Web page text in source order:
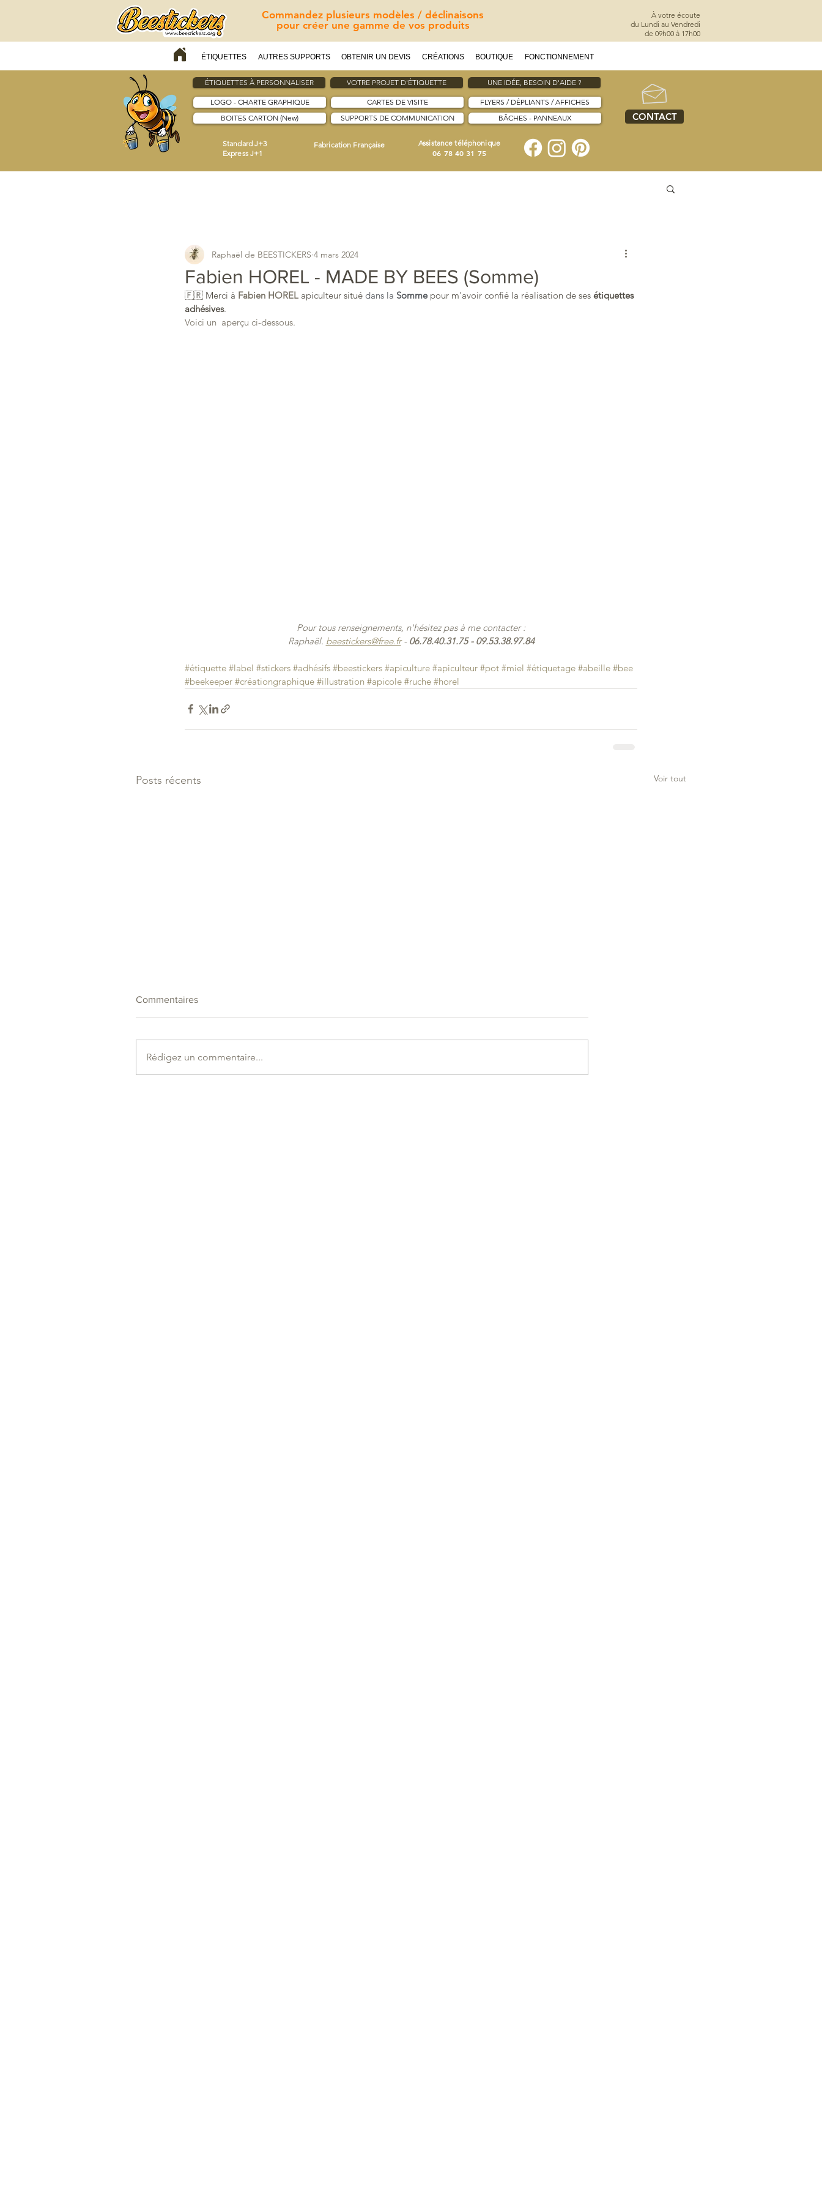
Commandez plusieurs modèles / déclinaisons
pour créer une gamme de vos produits
ÉTIQUETTES AUTRES SUPPORTS OBTENIR UN DEVIS CRÉATIONS BOUTIQUE FONCTIONNEMENT
À votre écoute
du Lundi au Vendredi
de 09h00 à 17h00
ÉTIQUETTES À PERSONNALISER VOTRE PROJET D'ÉTIQUETTE UNE IDÉE, BESOIN D'AIDE ?
LOGO - CHARTE GRAPHIQUE
BOITES CARTON (New)
CARTES DE VISITE
SUPPORTS DE COMMUNICATION
FLYERS / DÉPLIANTS / AFFICHES
BÂCHES - PANNEAUX
Standard J+3
Express J+1
Fabrication Française Assistance téléphonique
06 78 40 31 75
CONTACT
Fabien HOREL - MADE BY BEES (Somme)
Raphaël de BEESTICKERS 4 mars 2024
🇫🇷 Merci à Fabien HOREL apiculteur situé dans la Somme pour m'avoir confié la réalisation de ses étiquettes
adhésives.
Voici un  aperçu ci-dessous.
Pour tous renseignements, n'hésitez pas à me contacter :
Raphaël. beestickers@free.fr - 06.78.40.31.75 - 09.53.38.97.84
#étiquette #label #stickers #adhésifs #beestickers #apiculture #apiculteur #pot #miel #étiquetage #abeille #bee
#beekeeper #créationgraphique #illustration #apicole #ruche #horel
Posts récents Voir tout
Commentaires
Rédigez un commentaire...